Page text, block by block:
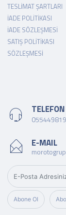
TESLIMAT ŞARTLARI
İADE POLITIKASI
İADE SÖZLEŞMESI
SATIŞ POLITIKASI
SÖZLEŞMESI
TELEFON
E-MAIL
Abone Ol